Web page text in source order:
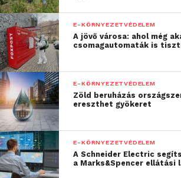
E-KÖRNYEZETVÉDELEM
A jövő városa: ahol még
csomagautomaták is
E-KÖRNYEZETVÉDELEM
Zöld beruházás
ereszthet gyökeret
E-KÖRNYEZETVÉDELEM
A Schneider Electric
a Marks&Spencer ellátási